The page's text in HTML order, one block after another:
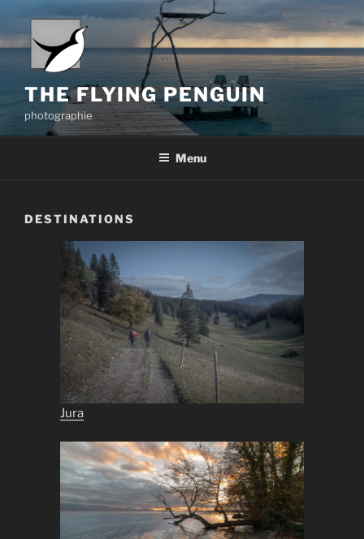
contenu
principal
THE FLYING PENGUIN
photographie
Menu
DESTINATIONS
Jura